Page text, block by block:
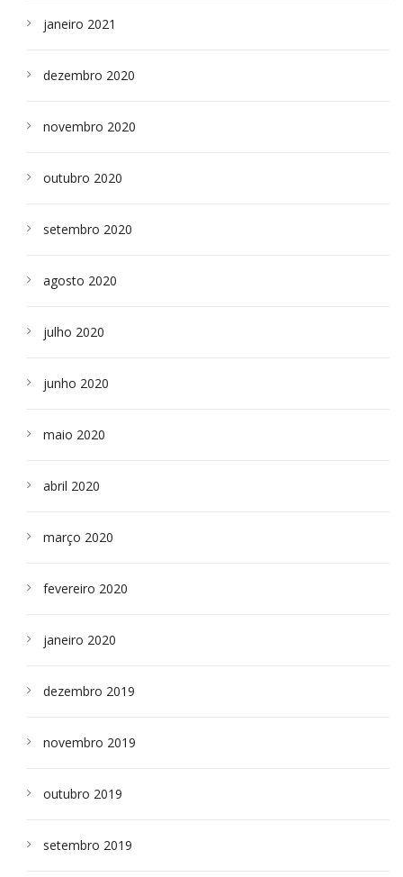
janeiro 2021
dezembro 2020
novembro 2020
outubro 2020
setembro 2020
agosto 2020
julho 2020
junho 2020
maio 2020
abril 2020
março 2020
fevereiro 2020
janeiro 2020
dezembro 2019
novembro 2019
outubro 2019
setembro 2019